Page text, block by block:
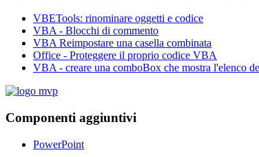
VBETools: rinominare oggetti e codice
VBA - Blocchi di commento
VBA Reimpostare una casella combinata
Office - Proteggere il proprio codice VBA
VBA - creare una comboBox che mostra l'elenco
Componenti aggiuntivi
PowerPoint